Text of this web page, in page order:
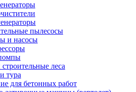
пылесосы
и насосы
леса
тура
для бетонных работ